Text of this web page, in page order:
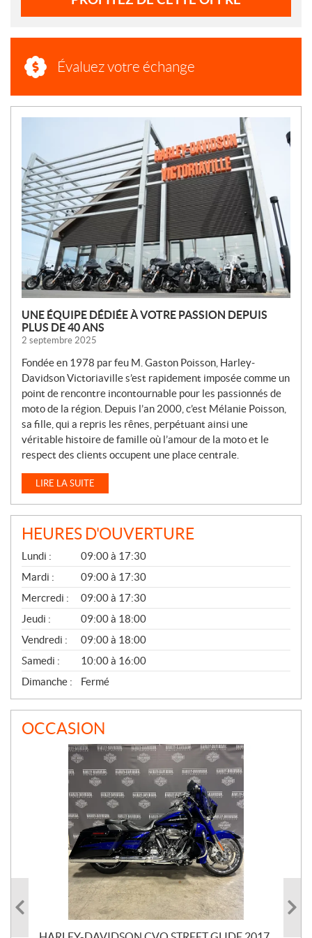
Évaluez votre échange
U
V
E
L
L
E
UNE ÉQUIPE DÉDIÉE À VOTRE PASSION DEPUIS
PLUS DE 40 ANS
2 septembre 2025
Fondée en 1978 par feu M. Gaston Poisson, Harley-
Davidson Victoriaville s’est rapidement imposée comme un
point de rencontre incontournable pour les passionnés de
moto de la région. Depuis l’an 2000, c’est Mélanie Poisson,
sa fille, qui a repris les rênes, perpétuant ainsi une
véritable histoire de famille où l’amour de la moto et le
respect des clients occupent une place centrale.
LIRE LA SUITE
HEURES D'OUVERTURE
G
É
N
É
R
A
L
Lundi :
09:00 à 17:30
Mardi :
09:00 à 17:30
Mercredi :
09:00 à 17:30
Jeudi :
09:00 à 18:00
Vendredi :
09:00 à 18:00
Samedi :
10:00 à 16:00
Dimanche :
Fermé
OCCASION